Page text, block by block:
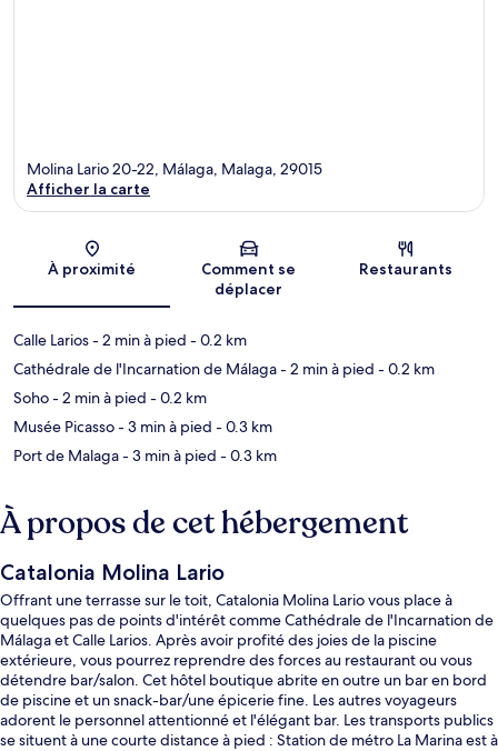
Carte
Molina Lario 20-22, Málaga, Malaga, 29015
Afficher la carte
À proximité
Comment se
déplacer
Restaurants
Calle Larios- 2 min à pied - 0.2 km
Cathédrale de l'Incarnation de Málaga- 2 min à pied - 0.2 km
Soho- 2 min à pied - 0.2 km
Musée Picasso- 3 min à pied - 0.3 km
Port de Malaga- 3 min à pied - 0.3 km
À propos de cet hébergement
Catalonia Molina Lario
Offrant une terrasse sur le toit, Catalonia Molina Lario vous place à
quelques pas de points d'intérêt comme Cathédrale de l'Incarnation de
Málaga et Calle Larios. Après avoir profité des joies de la piscine
extérieure, vous pourrez reprendre des forces au restaurant ou vous
détendre bar/salon. Cet hôtel boutique abrite en outre un bar en bord
de piscine et un snack-bar/une épicerie fine. Les autres voyageurs
adorent le personnel attentionné et l'élégant bar. Les transports publics
se situent à une courte distance à pied : Station de métro La Marina est à